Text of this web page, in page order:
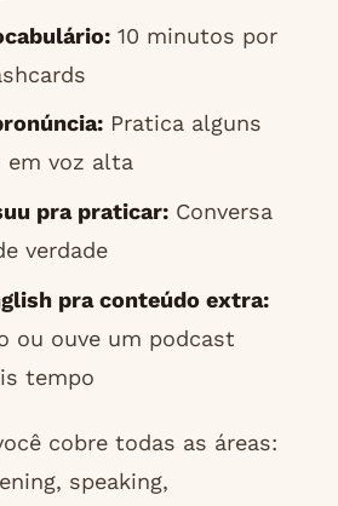
10 minutos por
Pratica alguns
em voz alta
pra praticar:Conversa
verdade
pra conteúdo extra:
ou ouve um podcast
tempo
cobre todas as áreas:
speaking,